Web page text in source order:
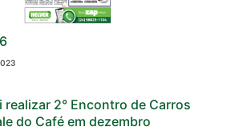
realizar 2° Encontro de Carros
do Café em dezembro